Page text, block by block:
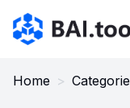
Bai.tools
Home > Categorie